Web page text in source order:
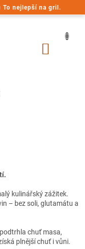
To nejlepší na gril.
kulinářský zážitek.
– bez soli, glutamátu a
chuť masa,
plnější chuť i vůni.